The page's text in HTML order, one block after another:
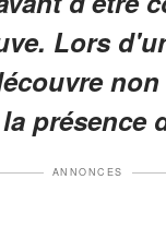
Lors
présence
ANNONCES